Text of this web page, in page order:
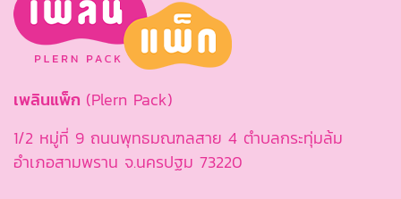
เพลินแพ็ก (Plern Pack)
1/2 หมู่ที่ 9 ถนนพุทธมณฑลสาย 4 ตำบลกระทุ่มล้ม
อำเภอสามพราน จ.นครปฐม 73220